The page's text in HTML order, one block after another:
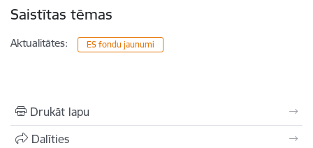
Saistītas tēmas
Aktualitātes: ES fondu jaunumi
Drukāt lapu
Dalīties